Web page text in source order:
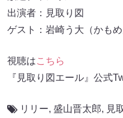
出演者：見取り図
ゲスト：岩崎う大（かもめ
視聴はこちら
『見取り図エール』公式
リリー, 盛山晋太郎, 見